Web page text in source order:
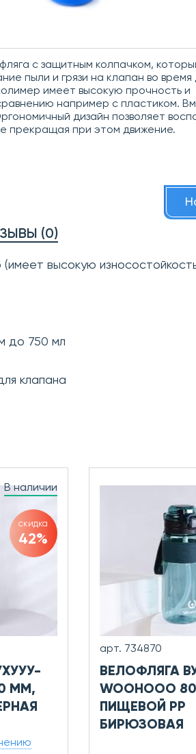
с защитным колпачком,
пыли и грязи на клапан во время
имеет высокую прочность и
например с пластиком.
дизайн позволяет
прекращая при этом движение.
(0)
высокую
до 750 мл
клапана
В наличии
скидка
42%
ММ,
арт. 734870
ВЕЛОФЛЯГА
WOOHOOO
ПИЩЕВОЙ PP
БИРЮЗОВАЯ